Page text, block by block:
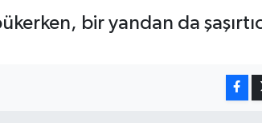
bir yandan da